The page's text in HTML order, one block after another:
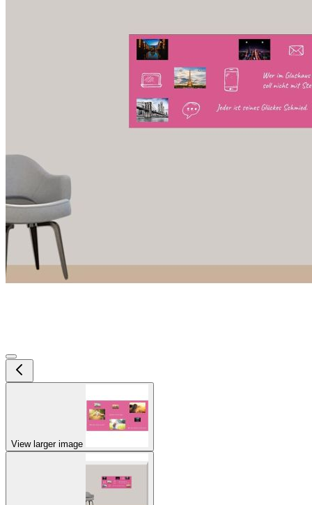
View larger image